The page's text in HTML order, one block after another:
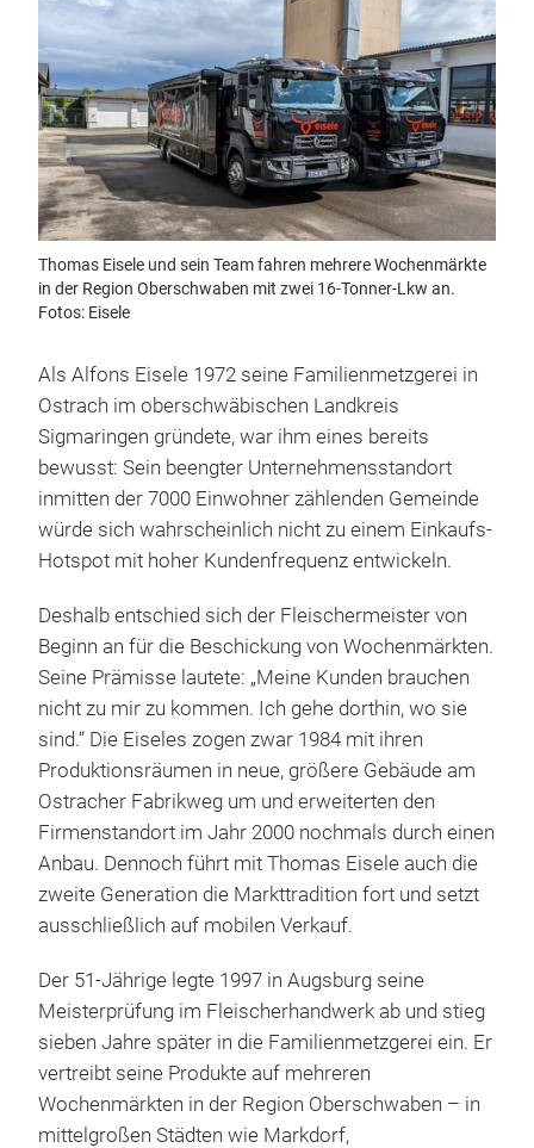
Thomas Eisele und sein Team fahren mehrere Wochenmärkte
in der Region Oberschwaben mit zwei 16-Tonner-Lkw an.
Fotos: Eisele
Als Alfons Eisele 1972 seine Familienmetzgerei in
Ostrach im oberschwäbischen Landkreis
Sigmaringen gründete, war ihm eines bereits
bewusst: Sein beengter Unternehmensstandort
inmitten der 7000 Einwohner zählenden Gemeinde
würde sich wahrscheinlich nicht zu einem Einkaufs-
Hotspot mit hoher Kundenfrequenz entwickeln.
Deshalb entschied sich der Fleischermeister von
Beginn an für die Beschickung von Wochenmärkten.
Seine Prämisse lautete: „Meine Kunden brauchen
nicht zu mir zu kommen. Ich gehe dorthin, wo sie
sind.“ Die Eiseles zogen zwar 1984 mit ihren
Produktionsräumen in neue, größere Gebäude am
Ostracher Fabrikweg um und erweiterten den
Firmenstandort im Jahr 2000 nochmals durch einen
Anbau. Dennoch führt mit Thomas Eisele auch die
zweite Generation die Markttradition fort und setzt
ausschließlich auf mobilen Verkauf.
Der 51-Jährige legte 1997 in Augsburg seine
Meisterprüfung im Fleischerhandwerk ab und stieg
sieben Jahre später in die Familienmetzgerei ein. Er
vertreibt seine Produkte auf mehreren
Wochenmärkten in der Region Oberschwaben – in
mittelgroßen Städten wie Markdorf,